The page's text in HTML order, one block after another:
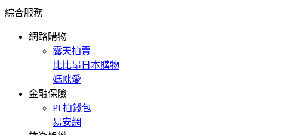
綜合服務
網路購物
露天拍賣
比比昂日本購物
媽咪愛
金融保險
Pi 拍錢包
易安網